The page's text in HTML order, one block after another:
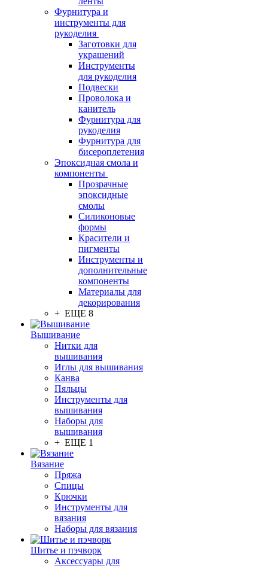
Фурнитура и
инструменты для
рукоделия
Заготовки для
украшений
Инструменты
для рукоделия
Подвески
Проволока и
канитель
Фурнитура для
рукоделия
Фурнитура для
бисероплетения
Эпоксидная смола и
компоненты
Прозрачные
эпоксидные
смолы
Силиконовые
формы
Красители и
пигменты
Инструменты и
дополнительные
компоненты
Материалы для
декорирования
+ ЕЩЕ 8
Вышивание
Нитки для
вышивания
Иглы для вышивания
Канва
Пяльцы
Инструменты для
вышивания
Наборы для
вышивания
+ ЕЩЕ 1
Вязание
Пряжа
Спицы
Крючки
Инструменты для
вязания
Наборы для вязания
Шитье и пэчворк
Аксессуары для